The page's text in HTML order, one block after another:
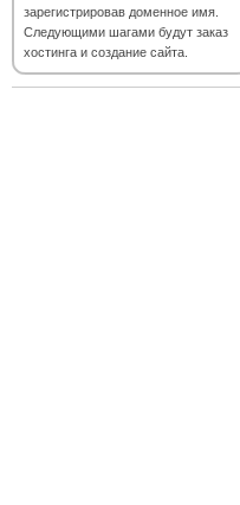
зарегистрировав доменное имя.
Следующими шагами будут заказ
хостинга и создание сайта.